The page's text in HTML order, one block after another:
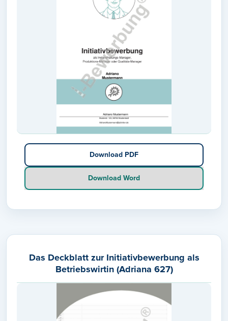
Download PDF
Download Word
Das Deckblatt zur Initiativbewerbung als
Betriebswirtin (Adriana 627)